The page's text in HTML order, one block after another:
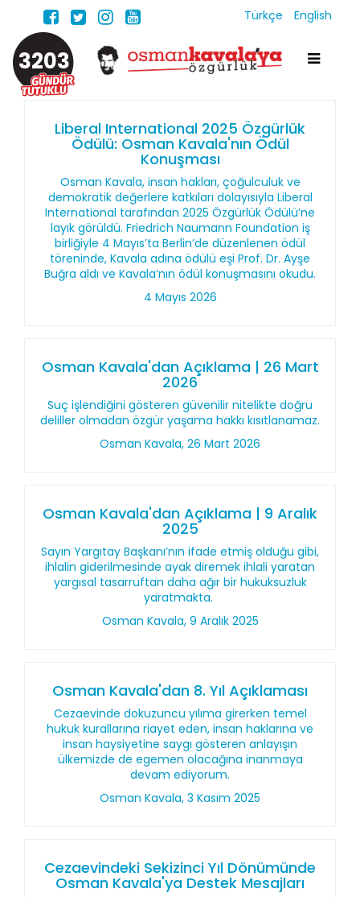
Türkçe English
3203
Liberal International 2025 Özgürlük
Ödülü: Osman Kavala'nın Ödül
Konuşması
Osman Kavala, insan hakları, çoğulculuk ve
demokratik değerlere katkıları dolayısıyla Liberal
International tarafından 2025 Özgürlük Ödülü’ne
layık görüldü. Friedrich Naumann Foundation iş
birliğiyle 4 Mayıs’ta Berlin’de düzenlenen ödül
töreninde, Kavala adına ödülü eşi Prof. Dr. Ayşe
Buğra aldı ve Kavala’nın ödül konuşmasını okudu.
4 Mayıs 2026
Osman Kavala'dan Açıklama | 26 Mart
2026
Suç işlendiğini gösteren güvenilir nitelikte doğru
deliller olmadan özgür yaşama hakkı kısıtlanamaz.
Osman Kavala, 26 Mart 2026
Osman Kavala'dan Açıklama | 9 Aralık
2025
Sayın Yargıtay Başkanı’nın ifade etmiş olduğu gibi,
ihlalin giderilmesinde ayak diremek ihlali yaratan
yargısal tasarruftan daha ağır bir hukuksuzluk
yaratmakta.
Osman Kavala, 9 Aralık 2025
Osman Kavala'dan 8. Yıl Açıklaması
Cezaevinde dokuzuncu yılıma girerken temel
hukuk kurallarına riayet eden, insan haklarına ve
insan haysiyetine saygı gösteren anlayışın
ülkemizde de egemen olacağına inanmaya
devam ediyorum.
Osman Kavala, 3 Kasım 2025
Cezaevindeki Sekizinci Yıl Dönümünde
Osman Kavala'ya Destek Mesajları